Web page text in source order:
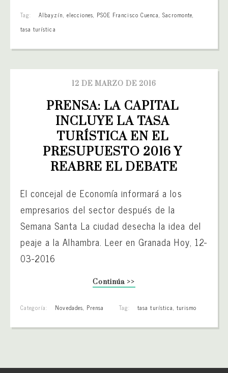
Tag: Albayzín, elecciones, PSOE Francisco Cuenca,Sacromonte,
tasa turística
12 DE MARZO DE 2016
PRENSA: LA CAPITAL
INCLUYE LA TASA
TURÍSTICA EN EL
PRESUPUESTO 2016 Y
REABRE EL DEBATE
El concejal de Economía informará a los
empresarios del sector después de la
Semana Santa La ciudad desecha la idea del
peaje a la Alhambra. Leer en Granada Hoy, 12-
03-2016
Continúa >>
Categoría: Novedades, Prensa Tag: tasa turística, turismo